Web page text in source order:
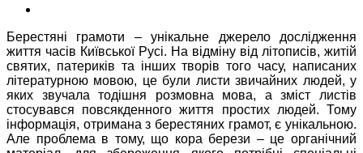
Берестяні грамоти – унікальне джерело дослідження
життя часів Київської Русі. На відміну від літописів, житій
святих, патериків та інших творів того часу, написаних
літературною мовою, це були листи звичайних людей, у
яких звучала тодішня розмовна мова, а зміст листів
стосувався повсякденного життя простих людей. Тому
інформація, отримана з берестяних грамот, є унікальною.
Але проблема в тому, що кора берези – це органічний